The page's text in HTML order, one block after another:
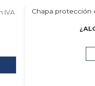
IVA Chapa